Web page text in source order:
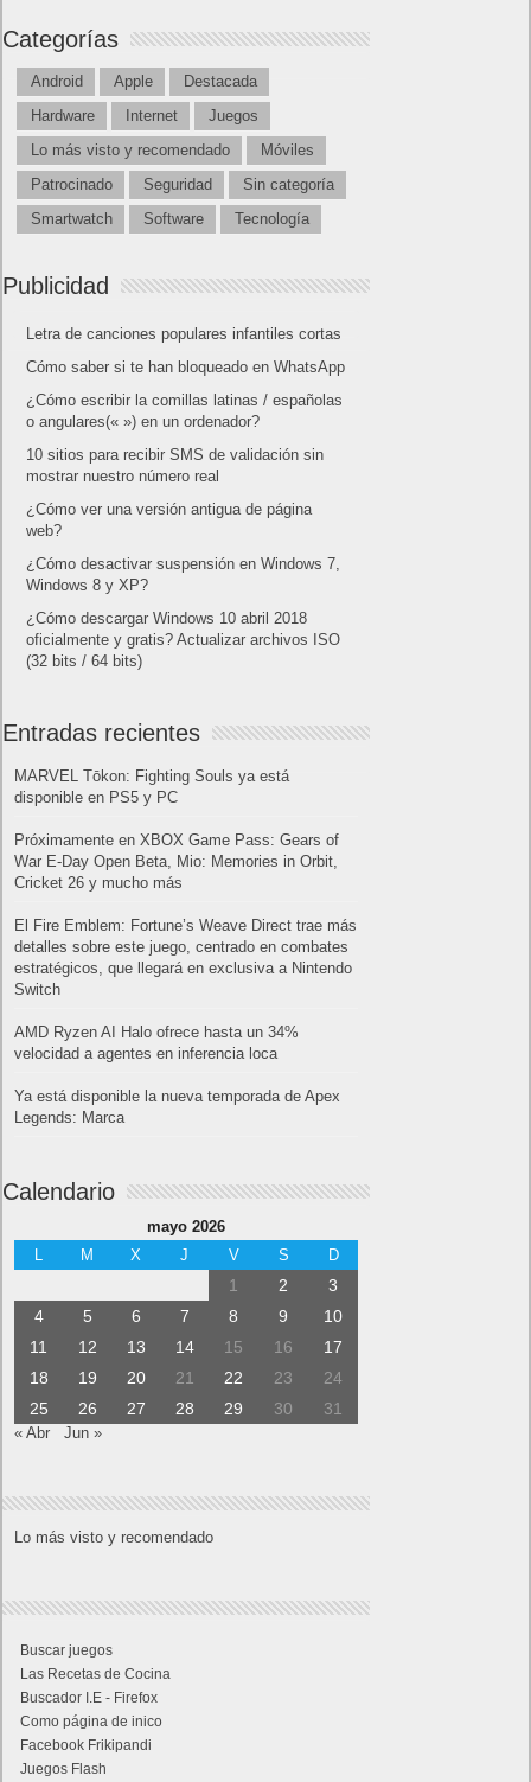
Categorías
Android Apple
Destacada
Hardware
Internet
Juegos
Lo más visto y recomendado
Móviles
Patrocinado
Seguridad
Sin categoría
Smartwatch
Software Tecnología
Publicidad
Letra de canciones populares infantiles cortas
Cómo saber si te han bloqueado en WhatsApp
¿Cómo escribir la comillas latinas / españolas
o angulares(« ») en un ordenador?
10 sitios para recibir SMS de validación sin
mostrar nuestro número real
¿Cómo ver una versión antigua de página
web?
¿Cómo desactivar suspensión en Windows 7,
Windows 8 y XP?
¿Cómo descargar Windows 10 abril 2018
oficialmente y gratis? Actualizar archivos ISO
(32 bits / 64 bits)
Entradas recientes
MARVEL Tōkon: Fighting Souls ya está
disponible en PS5 y PC
Próximamente en XBOX Game Pass: Gears of
War E-Day Open Beta, Mio: Memories in Orbit,
Cricket 26 y mucho más
El Fire Emblem: Fortune’s Weave Direct trae más
detalles sobre este juego, centrado en combates
estratégicos, que llegará en exclusiva a Nintendo
Switch
AMD Ryzen AI Halo ofrece hasta un 34%
velocidad a agentes en inferencia loca
Ya está disponible la nueva temporada de Apex
Legends: Marca
Calendario
mayo 2026
M X J V S D
1 2
3
4
5 6 7 8 9
10
11
12 13 14 15 16
17
18
19 20 21 22 23
24
25
26 27 28 29 30 31
« Abr Jun »
Lo más visto y recomendado
Buscar juegos
Las Recetas de Cocina
Buscador I.E - Firefox
Como página de inico
Facebook Frikipandi
Juegos Flash